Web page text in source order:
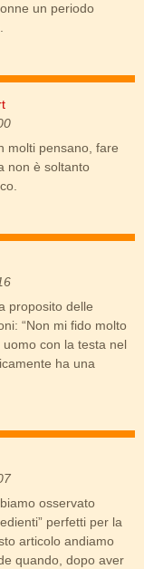
un periodo
molti pensano, fare
non è soltanto
proposito delle
“Non mi fido molto
con la testa nel
ha una
osservato
perfetti per la
articolo andiamo
quando, dopo aver